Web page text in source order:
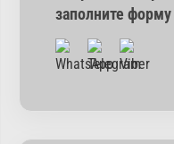
заполните